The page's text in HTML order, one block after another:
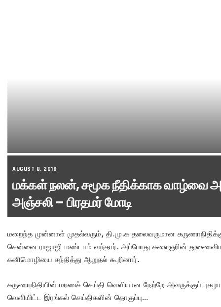
AUGUST 8, 2018
மக்கள் நலன், சமூக நீதிக்காக வாழ்வை
அஞ்சலி – பிரதமர் மோடி
மறைந்த முன்னாள் முதல்வரும், தி.மு.க தலைவருமான
சென்னை ராஜாஜி மண்டபம் வந்தார். அப்போது கலைஞரின்
கனிமொழியை சந்தித்து ஆறுதல் கூறினார்.
கருணாநிதியின் மரணச் செய்தி வெளியான நேற்றே அவருக்குப்
வெளியிட்ட இரங்கல் செய்திகளின் தொகுப்பு…